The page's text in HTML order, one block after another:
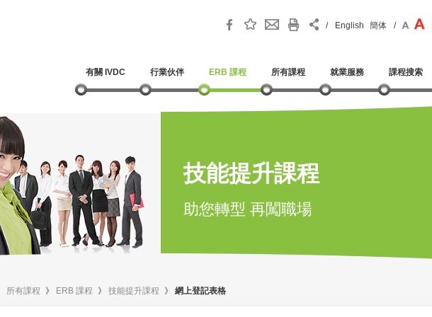
/ English 簡体 /
有關 IVDC 行業伙伴 ERB 課程 所有課程 就業服務 課程搜索
技能提升課程
助您轉型 再闖職場
所有課程 》 ERB 課程 》 技能提升課程 》 網上登記表格